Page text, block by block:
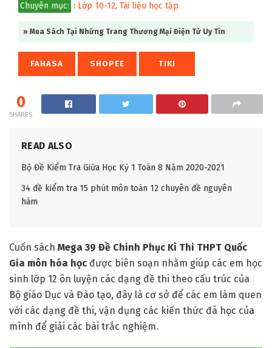
Chuyên mục: : Lớp 10-12, Tài liệu học tập
» Mua Sách Tại Những Trang Thương Mại Điện Tử Uy Tín
FAHASA SHOPEE TIKI
0
SHARES
READ ALSO
Bộ Đề Kiểm Tra Giữa Học Kỳ 1 Toán 8 Năm 2020-2021
34 đề kiểm tra 15 phút môn toán 12 chuyên đề nguyên
hàm
Cuốn sách Mega 39 Đề Chinh Phục Kì Thi THPT Quốc
Gia môn hóa học được biên soạn nhằm giúp các em học
sinh lớp 12 ôn luyện các dạng đề thi theo cấu trúc của
Bộ giáo Dục và Đào tạo, đây là cơ sở để các em làm quen
với các dạng đề thi, vận dụng các kiến thức đã học của
mình để giải các bài trắc nghiệm.